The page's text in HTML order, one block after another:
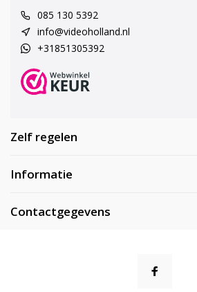
085 130 5392
info@videoholland.nl
+31851305392
Zelf regelen
Informatie
Contactgegevens